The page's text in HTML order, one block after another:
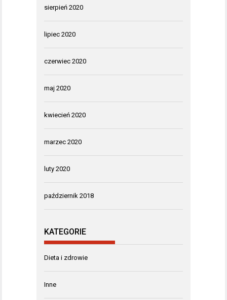
sierpień 2020
lipiec 2020
czerwiec 2020
maj 2020
kwiecień 2020
marzec 2020
luty 2020
październik 2018
KATEGORIE
Dieta i zdrowie
Inne